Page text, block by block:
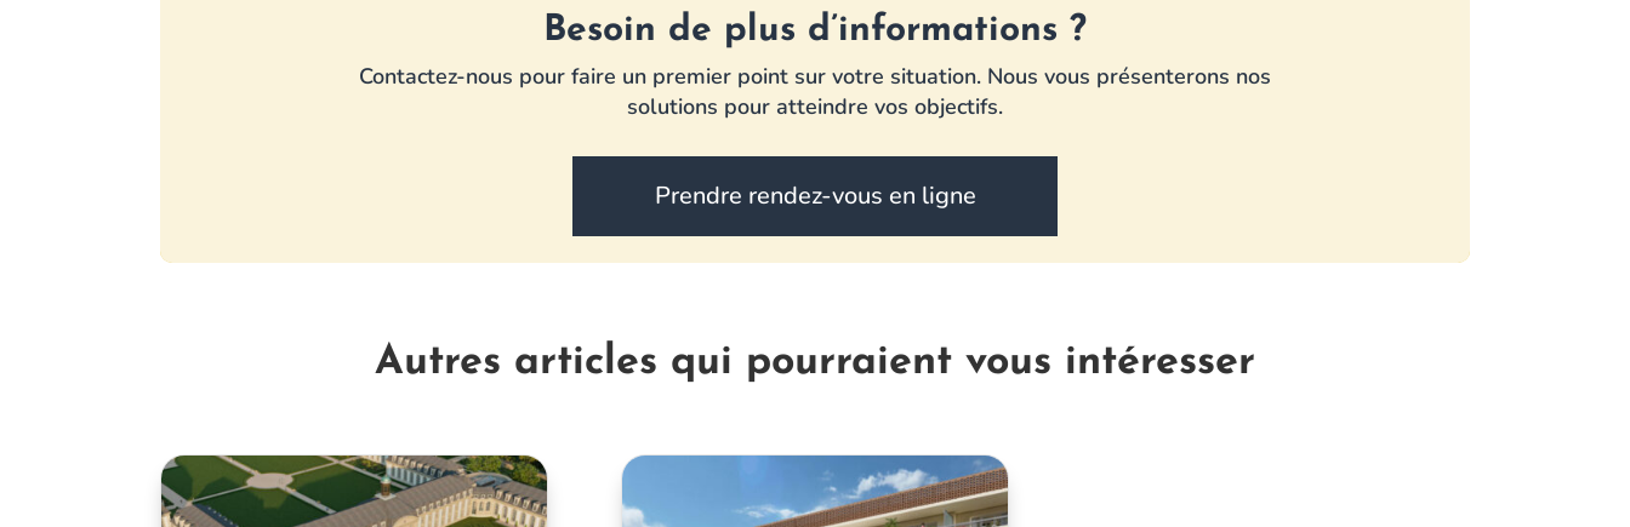
Besoin de plus d’informations ?
Contactez-nous pour faire un premier point sur votre situation. Nous vous présenterons nos
solutions pour atteindre vos objectifs.
Prendre rendez-vous en ligne
Autres articles qui pourraient vous intéresser